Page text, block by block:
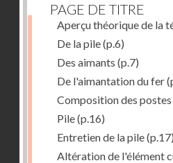
PAGE DE TITRE
Aperçu théorique de la
De la pile(p.6)
Des aimants (p.7)
De l'aimantation du fer
Composition des
Pile(p.16)
Entretien de la pile(p.17)
Altération de l'élément